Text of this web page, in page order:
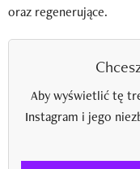
oraz regenerujące.
Aby wyświetlić tę
Instagram i jego